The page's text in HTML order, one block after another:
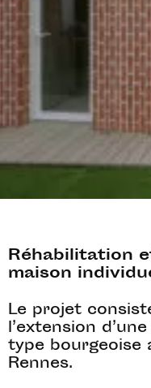
Réhabilitation
maison
Le projet
l’extension
type
Rennes.